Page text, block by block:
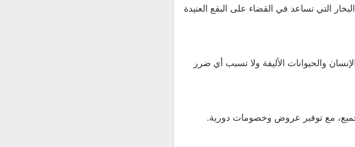
التي تساعد في القضاء على البقع العنيدة
والحيوانات الأليفة ولا تسبب أي ضرر
مع توفير عروض وخصومات دورية.